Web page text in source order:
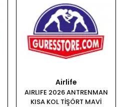
Airlife
AIRLIFE 2026 ANTRENMAN
KISA KOL TİŞÖRT MAVİ